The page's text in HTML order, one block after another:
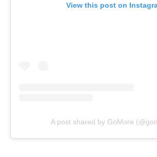
View this post on
A post shared by GoMore